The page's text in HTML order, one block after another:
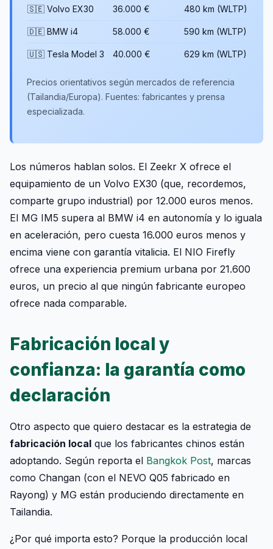
🇸🇪 Volvo EX30 36.000 € 480 km (WLTP)
🇩🇪 BMW i4 58.000 € 590 km (WLTP)
🇺🇸 Tesla Model 3 40.000 € 629 km (WLTP)
Precios orientativos según mercados de referencia
(Tailandia/Europa). Fuentes: fabricantes y prensa
especializada.
Los números hablan solos. El Zeekr X ofrece el
equipamiento de un Volvo EX30 (que, recordemos,
comparte grupo industrial) por 12.000 euros menos.
El MG IM5 supera al BMW i4 en autonomía y lo iguala
en aceleración, pero cuesta 16.000 euros menos y
encima viene con garantía vitalicia. El NIO Firefly
ofrece una experiencia premium urbana por 21.600
euros, un precio al que ningún fabricante europeo
ofrece nada comparable.
Fabricación local y
confianza: la garantía como
declaración
Otro aspecto que quiero destacar es la estrategia de
fabricación local que los fabricantes chinos están
adoptando. Según reporta el Bangkok Post, marcas
como Changan (con el NEVO Q05 fabricado en
Rayong) y MG están produciendo directamente en
Tailandia.
¿Por qué importa esto? Porque la producción local